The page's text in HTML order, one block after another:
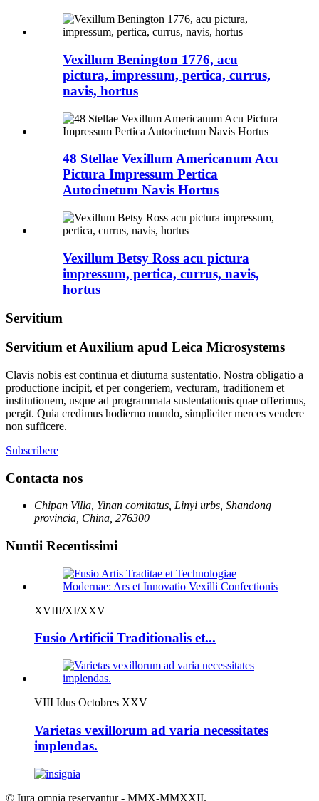
Vexillum Benington 1776, acu
pictura, impressum, pertica, currus,
navis, hortus
48 Stellae Vexillum Americanum Acu
Pictura Impressum Pertica
Autocinetum Navis Hortus
Vexillum Betsy Ross acu pictura
impressum, pertica, currus, navis,
hortus
Servitium
Servitium et Auxilium apud Leica Microsystems
Clavis nobis est continua et diuturna sustentatio. Nostra obligatio a
productione incipit, et per congeriem, vecturam, traditionem et
institutionem, usque ad programmata sustentationis quae offerimus,
pergit. Quia credimus hodierno mundo, simpliciter merces vendere
non sufficere.
Subscribere
Contacta nos
Chipan Villa, Yinan comitatus, Linyi urbs, Shandong
provincia, China, 276300
Nuntii Recentissimi
XVIII/XI/XXV
Fusio Artificii Traditionalis et...
VIII Idus Octobres XXV
Varietas vexillorum ad varia necessitates
implendas.
© Iura omnia reservantur - MMX-MMXXII.